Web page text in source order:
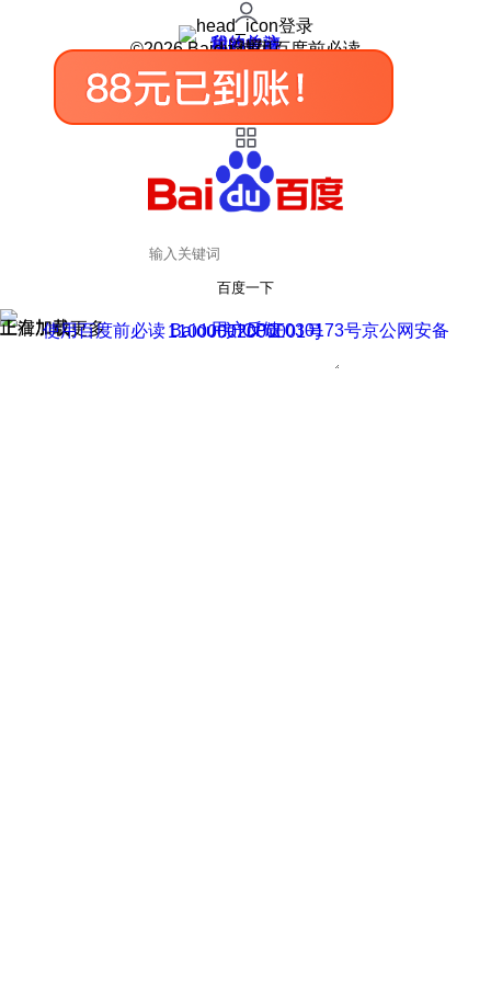
登录
我的关注
我的收藏
皮肤中心
用户反馈
设置
©2026 Baidu 使用百度前必读
百度一下
正在加载
上滑加载更多 用户反馈
使用百度前必读 Baidu 京ICP证030173号
京公网安备11000002000001号